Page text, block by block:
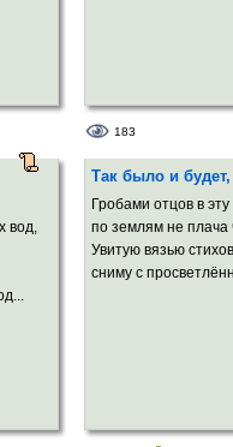
183
вод,
Так было и
Гробами отцов в
по землям не плача
Увитую вязью
сниму с